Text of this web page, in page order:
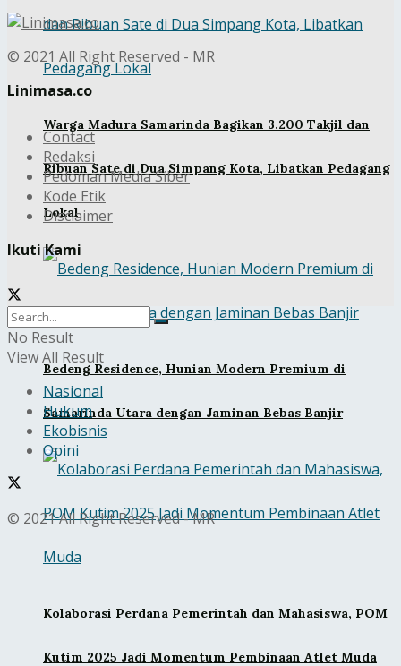
Warga Madura Samarinda Bagikan 3.200 Takjil dan
Ribuan Sate di Dua Simpang Kota, Libatkan Pedagang
Lokal
Bedeng Residence, Hunian Modern Premium di
Samarinda Utara dengan Jaminan Bebas Banjir
Kolaborasi Perdana Pemerintah dan Mahasiswa, POM
Kutim 2025 Jadi Momentum Pembinaan Atlet Muda
© 2021 All Right Reserved - MR
Linimasa.co
Contact
Redaksi
Pedoman Media Siber
Kode Etik
Disclaimer
Ikuti Kami
No Result
View All Result
Nasional
Hukum
Ekobisnis
Opini
© 2021 All Right Reserved - MR